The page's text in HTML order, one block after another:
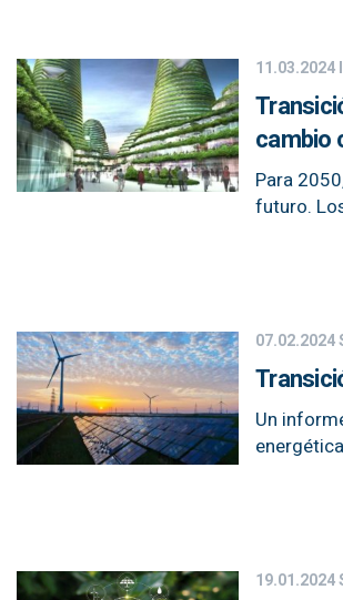
11.03.2024
cambio
Para
futuro.
07.02.2024
Un
19.01.2024